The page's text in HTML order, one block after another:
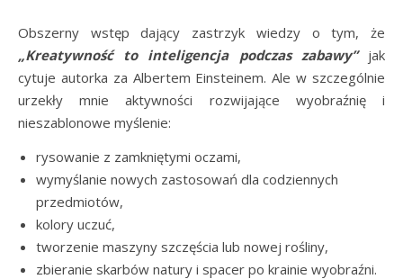
Obszerny wstęp dający zastrzyk wiedzy o tym, że
„Kreatywność to inteligencja podczas zabawy” jak
cytuje autorka za Albertem Einsteinem. Ale w szczególnie
urzekły mnie aktywności rozwijające wyobraźnię i
nieszablonowe myślenie:
rysowanie z zamkniętymi oczami,
wymyślanie nowych zastosowań dla codziennych
przedmiotów,
kolory uczuć,
tworzenie maszyny szczęścia lub nowej rośliny,
zbieranie skarbów natury i spacer po krainie wyobraźni.